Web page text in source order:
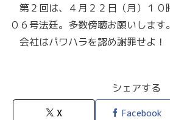
第２回は、４月２２日（月）１０
０６号法廷。多数傍聴お願いします。
会社はパワハラを認め謝罪せよ！
シェアする
X Facebook